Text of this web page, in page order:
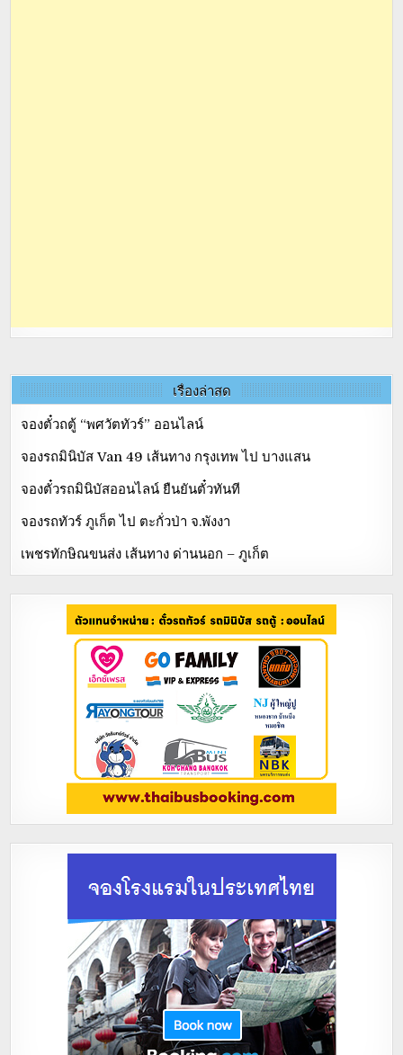
เรื่องล่าสุด
จองตั๋วถตู้ “พศวัตทัวร์” ออนไลน์
จองรถมินิบัส Van 49 เส้นทาง กรุงเทพ ไป บางแสน
จองตั๋วรถมินิบัสออนไลน์ ยืนยันตั๋วทันที
จองรถทัวร์ ภูเก็ต ไป ตะกั่วป่า จ.พังงา
เพชรทักษิณขนส่ง เส้นทาง ด่านนอก – ภูเก็ต